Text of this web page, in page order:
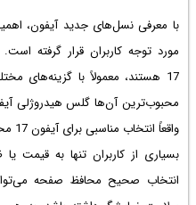
با معرفی نسل‌های جدید آیفون،
مورد توجه کاربران قرار گرفته
17 هستند، معمولاً با گزینه‌های
محبوب‌ترین آن‌ها گلس هیدروژلی
واقعاً انتخاب مناسبی برای آیفون 17 محسوب می‌شود؟
بسیاری از کاربران تنها به قیمت
انتخاب صحیح محافظ صفحه